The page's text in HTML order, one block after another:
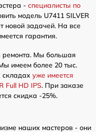
- специалисты по
модель U7411 SILVER
новой задачей. На все
гарантия.
ремонта. Мы большая
имеем более 20 тыс.
складах уже имеется
Full HD IPS. При заказе
скидка -25%.
наших мастеров - они